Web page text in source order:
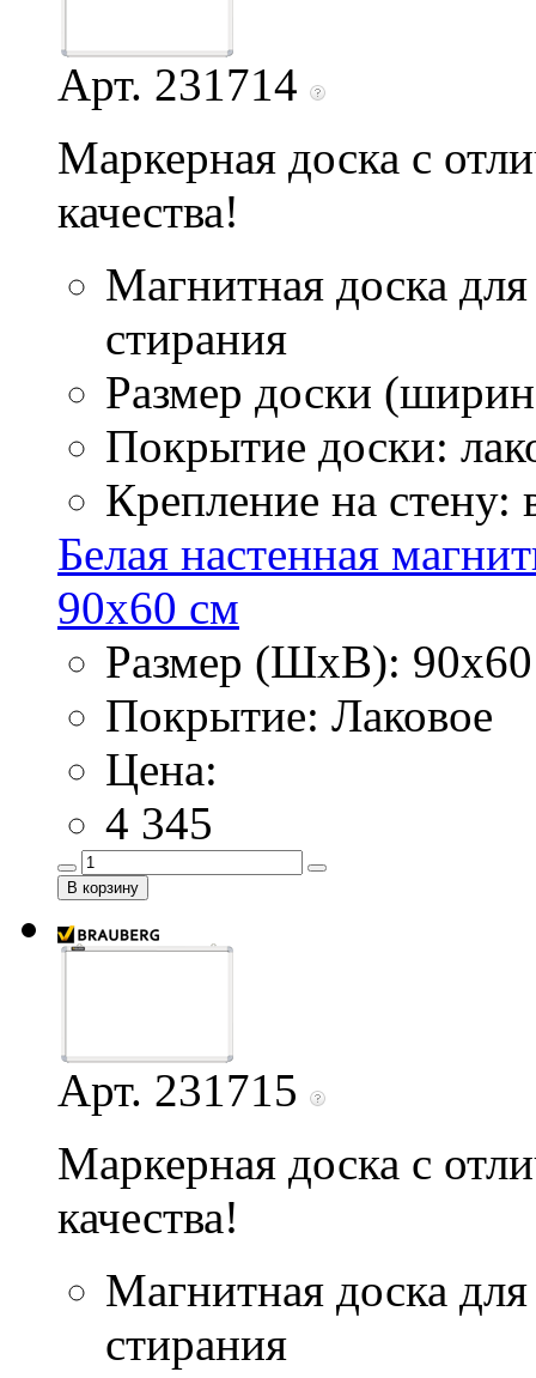
Арт. 231714
Маркерная доска с
качества!
Магнитная доска
стирания
Размер доски
Покрытие доски:
Крепление на стену:
Белая настенная
90х60 см
Размер (ШхВ):
Покрытие: Лаковое
Цена:
4 345
Арт. 231715
Маркерная доска с
качества!
Магнитная доска
стирания